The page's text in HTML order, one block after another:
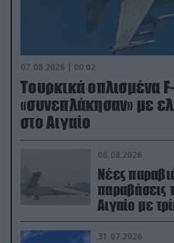
07.08.2026 | 00:02
Τουρκικά οπλισμένα
«συνεπλάκησαν» με
στο Αιγαίο
06.08.2026
Νέες
παραβάσεις
Αιγαίο με
31.07.2026